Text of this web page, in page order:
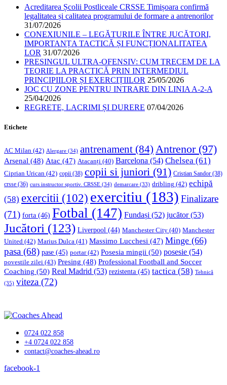
Acreditarea Școlii Postliceale CRSSE Timișoara confirmă
legalitatea și calitatea programului de formare a antrenorilor
31/07/2026
CONEXIUNILE – LEGĂTURILE ÎNTRE JUCĂTORI,
IMPORTANȚA TACTICĂ ȘI FUNCȚIONALITATEA
LOR 31/07/2026
PRESINGUL ULTRA-OFENSIV: CUM TRECEM DE LA
TEORIE LA PRACTICĂ PRIN INTERMEDIUL
PRINCIPIILOR ȘI EXERCIȚIILOR 25/05/2026
JOC CU ZONE PENTRU INTRARE DIN LINIA A-2-A
25/04/2026
REGRETE, LACRIMI ȘI DURERE 07/04/2026
Etichete
AC Milan (42) Alergare (34) antrenament (84) Antrenor(97)
Arsenal (48) Atac (47) Atacanți (40) Barcelona (54) Chelsea (61)
Ciprian Urican (42) copii (38) copii si juniori (91) Cristian Sandor (38)
crsse (36) curs instructor sportiv. CRSSE (34) demarcare (33) dribling (42) echipă
(58) exercitii (102) exercitiu (183) Finalizare
(71) forta (46) Fotbal (147) Fundași (52) jucător(53)
Jucători (123) Liverpool (44) Manchester City (40) Manchester
United (42) Marius Dulca (41) Massimo Lucchesi (47) Minge (66)
pasa (68) pase (45) portar(42) Posesia mingii (50) posesie (54)
povestile zilei (43) Presing (48) Professional Football and Soccer
Coaching (50) Real Madrid (53) rezistenta (45) tactica (58) Tehnică
(35) viteza (72)
0724 022 858
+4 0724 022 858
contact@coaches-ahead.ro
facebook-1